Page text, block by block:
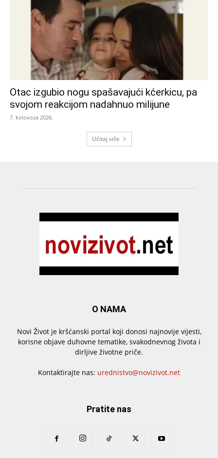
Otac izgubio nogu spašavajući kćerkicu, pa
svojom reakcijom nadahnuo milijune
7. kolovoza 2026.
Učitaj više
O NAMA
Novi Život je kršćanski portal koji donosi najnovije vijesti,
korisne objave duhovne tematike, svakodnevnog života i
dirljive životne priče.
Kontaktirajte nas: urednistvo@novizivot.net
Pratite nas